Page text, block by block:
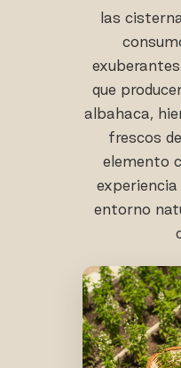
las
que
albahaca,
frescos
elemento
entorno